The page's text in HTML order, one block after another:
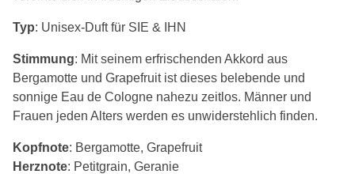
Typ: Unisex-Duft für SIE & IHN
Stimmung: Mit seinem erfrischenden Akkord aus
Bergamotte und Grapefruit ist dieses belebende und
sonnige Eau de Cologne nahezu zeitlos. Männer und
Frauen jeden Alters werden es unwiderstehlich finden.
Kopfnote: Bergamotte, Grapefruit
Herznote: Petitgrain, Geranie